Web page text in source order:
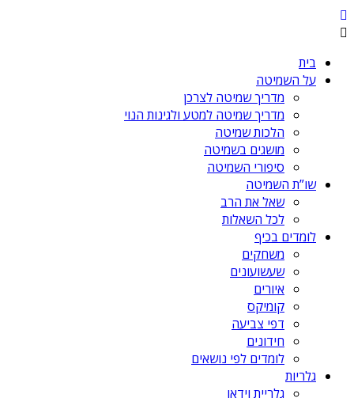
בית
על השמיטה
מדריך שמיטה לצרכן
מדריך שמיטה למטע ולגינות הנוי
הלכות שמיטה
מושגים בשמיטה
סיפורי השמיטה
שו”ת השמיטה
שאל את הרב
לכל השאלות
לומדים בכיף
משחקים
שעשועונים
איורים
קומיקס
דפי צביעה
חידונים
לומדים לפי נושאים
גלריות
גלריית וידאו